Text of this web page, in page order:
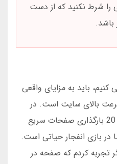
را شرط نکنید که از دست
باشد.
20 صحبت می کنیم، باید به مزایای واقعی
بالای سایت است. در
مقایسه با بسیاری از رقبا، بت 20 بارگذاری صفحات سریع
بازی انفجار حیاتی است.
کردم که صفحه در